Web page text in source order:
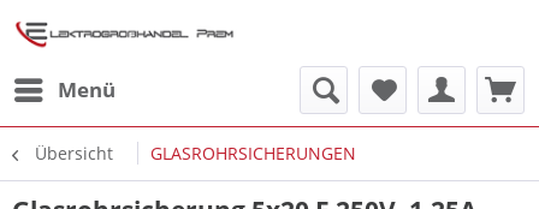
Menü
Übersicht GLASROHRSICHERUNGEN